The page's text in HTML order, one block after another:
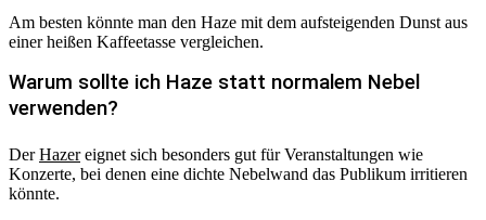
Am besten könnte man den Haze mit dem aufsteigenden Dunst aus
einer heißen Kaffeetasse vergleichen.
Warum sollte ich Haze statt normalem Nebel
verwenden?
DerHazereignet sich besonders gut für Veranstaltungen wie
Konzerte, bei denen eine dichte Nebelwand das Publikum irritieren
könnte.